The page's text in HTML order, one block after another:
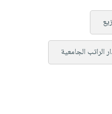
الراتب الجامعية